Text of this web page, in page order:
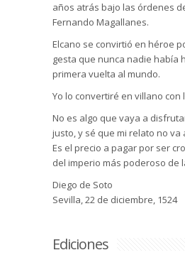
años atrás bajo las órdenes
Fernando Magallanes.
Elcano se convirtió en héroe
gesta que nunca nadie había
primera vuelta al mundo.
Yo lo convertiré en villano con
No es algo que vaya a
justo, y sé que mi relato no va
Es el precio a pagar por ser
del imperio más poderoso de
Diego de Soto
Sevilla, 22 de diciembre, 1524
Ediciones